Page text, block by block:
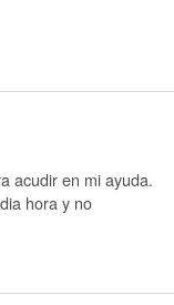
acudir en mi ayuda.
hora y no